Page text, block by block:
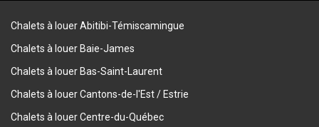
Chalets à louer Abitibi-Témiscamingue
Chalets à louer Baie-James
Chalets à louer Bas-Saint-Laurent
Chalets à louer Cantons-de-l'Est / Estrie
Chalets à louer Centre-du-Québec